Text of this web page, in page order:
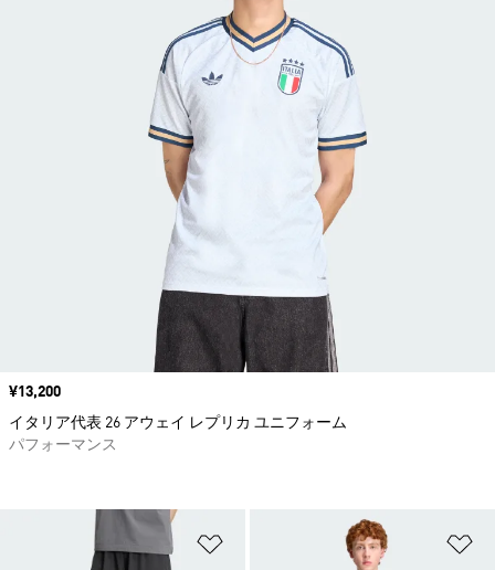
ほしいものリストに追加
価格
¥13,200
イタリア代表 26 アウェイ レプリカ ユニフォーム
パフォーマンス